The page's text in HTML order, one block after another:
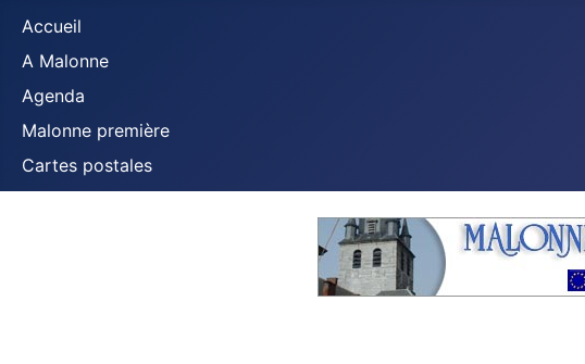
Accueil
A Malonne
Agenda
Malonne première
Cartes postales